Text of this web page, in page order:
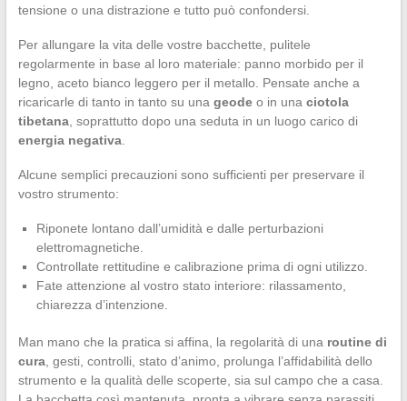
tensione o una distrazione e tutto può confondersi.
Per allungare la vita delle vostre bacchette, pulitele
regolarmente in base al loro materiale: panno morbido per il
legno, aceto bianco leggero per il metallo. Pensate anche a
ricaricarle di tanto in tanto su una geodeo in una ciotola
tibetana, soprattutto dopo una seduta in un luogo carico di
energia negativa.
Alcune semplici precauzioni sono sufficienti per preservare il
vostro strumento:
Riponete lontano dall’umidità e dalle perturbazioni
elettromagnetiche.
Controllate rettitudine e calibrazione prima di ogni utilizzo.
Fate attenzione al vostro stato interiore: rilassamento,
chiarezza d’intenzione.
Man mano che la pratica si affina, la regolarità di una routine di
cura, gesti, controlli, stato d’animo, prolunga l’affidabilità dello
strumento e la qualità delle scoperte, sia sul campo che a casa.